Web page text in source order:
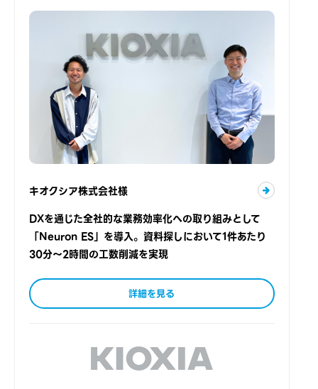
キオクシア株式会社様
DXを通じた全社的な業務効率化への取り組みとして
「Neuron ES」を導入。資料探しにおいて1件あたり
30分～2時間の工数削減を実現
詳細を見る